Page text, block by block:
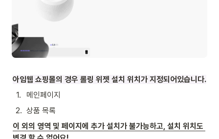
아임웹 쇼핑몰의 경우 롤링 위젯 설치 위치가 지정되어있습니다.
1.
메인페이지
2. 상품 목록
이 외의 영역 및 페이지에 추가 설치가 불가능하고, 설치 위치도